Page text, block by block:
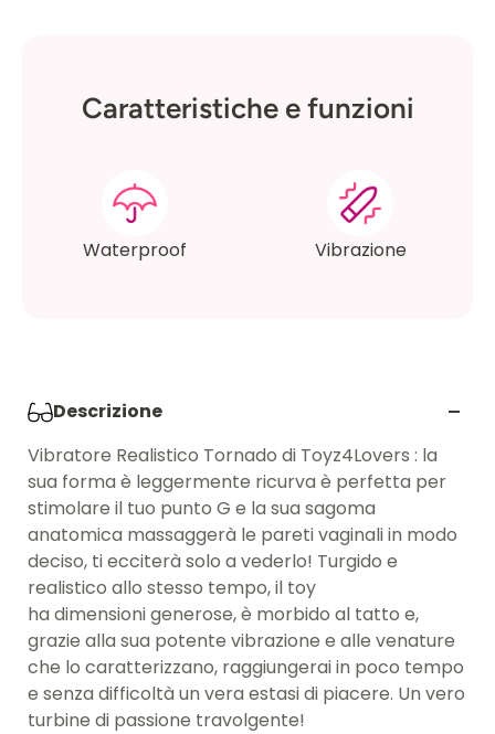
Caratteristiche e funzioni
Waterproof Vibrazione
Descrizione
Vibratore Realistico Tornado di Toyz4Lovers : la
sua forma è leggermente ricurva è perfetta per
stimolare il tuo punto G e la sua sagoma
anatomica massaggerà le pareti vaginali in modo
deciso, ti ecciterà solo a vederlo! Turgido e
realistico allo stesso tempo, il toy
ha dimensioni generose, è morbido al tatto e,
grazie alla sua potente vibrazione e alle venature
che lo caratterizzano, raggiungerai in poco tempo
e senza difficoltà un vera estasi di piacere. Un vero
turbine di passione travolgente!